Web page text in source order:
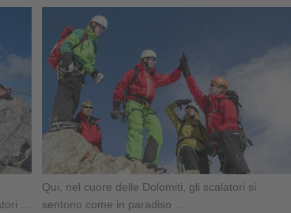
...
Qui, nel cuore delle Dolomiti, gli scalatori si
sentono come in paradiso ...